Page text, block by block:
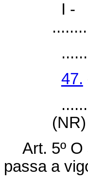
I -
47.
(NR)
Art. 5º O
passa a